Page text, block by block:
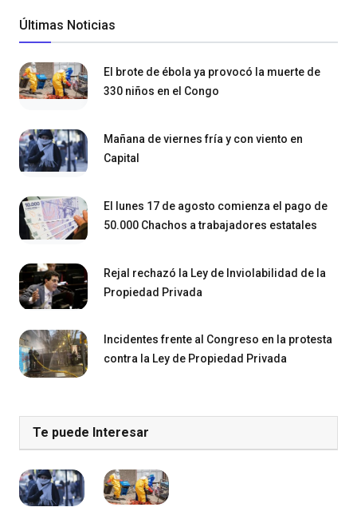
Últimas Noticias
El brote de ébola ya provocó la muerte de
330 niños en el Congo
Mañana de viernes fría y con viento en
Capital
El lunes 17 de agosto comienza el pago de
50.000 Chachos a trabajadores estatales
Rejal rechazó la Ley de Inviolabilidad de la
Propiedad Privada
Incidentes frente al Congreso en la protesta
contra la Ley de Propiedad Privada
Te puede Interesar